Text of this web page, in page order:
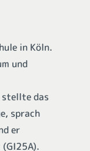
in Köln.
und
stellte das
sprach
er